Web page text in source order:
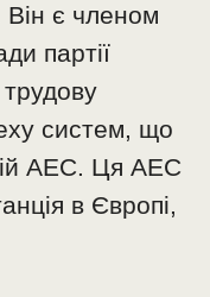
Він є членом
партії
систем, що
АЕС. Ця АЕС
в Європі,